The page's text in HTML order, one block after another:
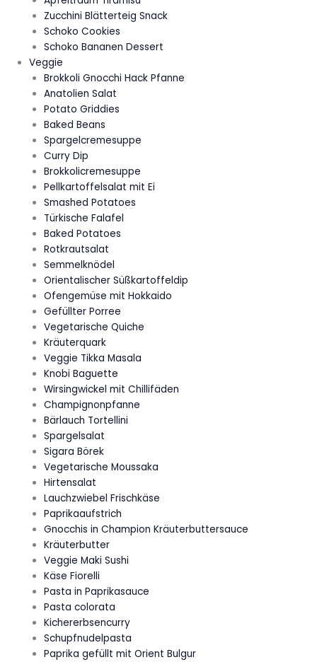
Zucchini Blätterteig Snack
Schoko Cookies
Schoko Bananen Dessert
Veggie
Brokkoli Gnocchi Hack Pfanne
Anatolien Salat
Potato Griddies
Baked Beans
Spargelcremesuppe
Curry Dip
Brokkolicremesuppe
Pellkartoffelsalat mit Ei
Smashed Potatoes
Türkische Falafel
Baked Potatoes
Rotkrautsalat
Semmelknödel
Orientalischer Süßkartoffeldip
Ofengemüse mit Hokkaido
Gefüllter Porree
Vegetarische Quiche
Kräuterquark
Veggie Tikka Masala
Knobi Baguette
Wirsingwickel mit Chillifäden
Champignonpfanne
Bärlauch Tortellini
Spargelsalat
Sigara Börek
Vegetarische Moussaka
Hirtensalat
Lauchzwiebel Frischkäse
Paprikaaufstrich
Gnocchis in Champion Kräuterbuttersauce
Kräuterbutter
Veggie Maki Sushi
Käse Fiorelli
Pasta in Paprikasauce
Pasta colorata
Kichererbsencurry
Schupfnudelpasta
Paprika gefüllt mit Orient Bulgur